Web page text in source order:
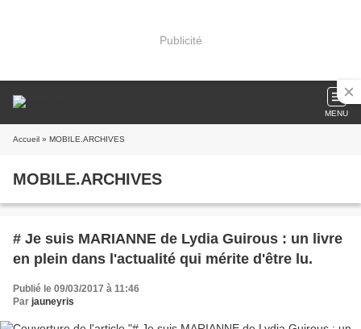
Publicité
MENU
Accueil » MOBILE.ARCHIVES
MOBILE.ARCHIVES
# Je suis MARIANNE de Lydia Guirous : un livre
en plein dans l'actualité qui mérite d'être lu.
Publié le 09/03/2017 à 11:46
Par jauneyris